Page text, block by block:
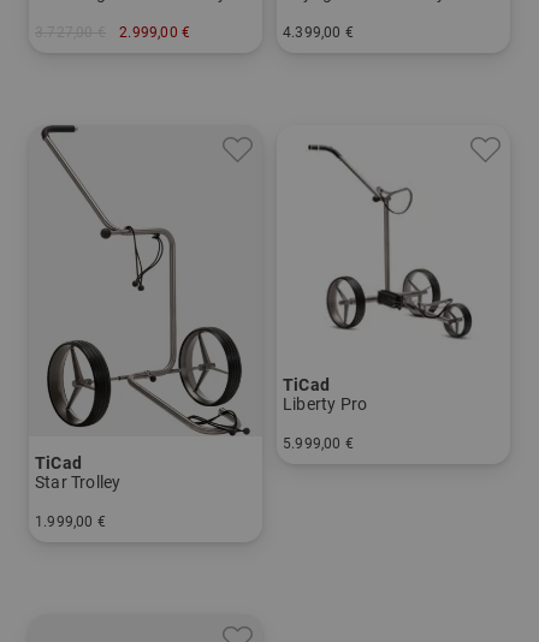
2.999,00 € 4.399,00 €
TiCad
Star Trolley
1.999,00 €
TiCad
Liberty Pro
5.999,00 €